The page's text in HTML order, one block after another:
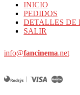
INICIO
PEDIDOS
DETALLES DE
SALIR
info@fancinema.net